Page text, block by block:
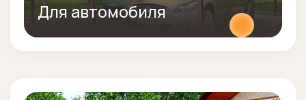
Для автомобиля